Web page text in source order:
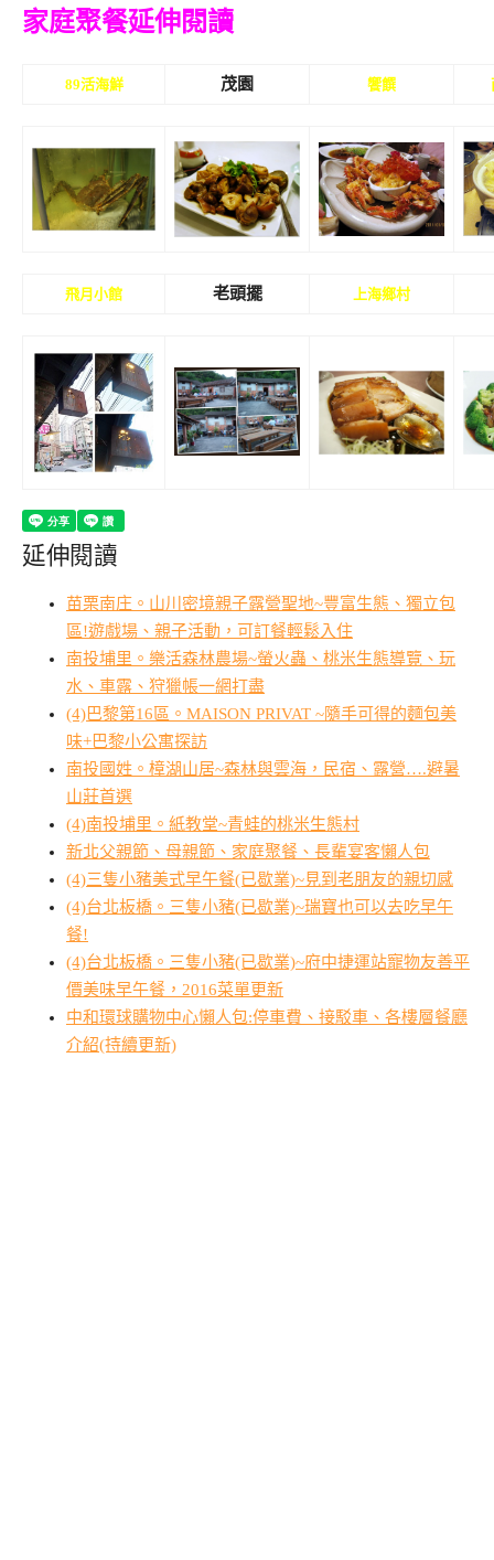
家庭聚餐延伸閱讀
89活海鮮 茂園 饗饌
飛月小館 老頭擺 上海鄉村
延伸閱讀
苗栗南庄。山川密境親子露營聖地~豐富生態、獨立包
區!遊戲場、親子活動，可訂餐輕鬆入住
南投埔里。樂活森林農場~螢火蟲、桃米生態導覽、玩
水、車露、狩獵帳一網打盡
(4)巴黎第16區。MAISON PRIVAT ~隨手可得的麵包美
味+巴黎小公寓探訪
南投國姓。樟湖山居~森林與雲海，民宿、露營….避暑
山莊首選
(4)南投埔里。紙教堂~青蛙的桃米生態村
新北父親節、母親節、家庭聚餐、長輩宴客懶人包
(4)三隻小豬美式早午餐(已歇業)~見到老朋友的親切感
(4)台北板橋。三隻小豬(已歇業)~瑞寶也可以去吃早午
餐!
(4)台北板橋。三隻小豬(已歇業)~府中捷運站寵物友善平
價美味早午餐，2016菜單更新
中和環球購物中心懶人包:停車費、接駁車、各樓層餐廳
介紹(持續更新)